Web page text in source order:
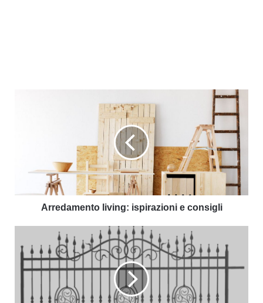
Arredamento living: ispirazioni e consigli